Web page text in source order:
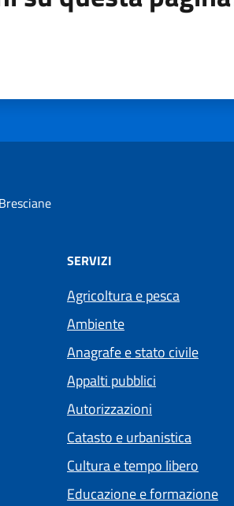
SERVIZI
Agricoltura e pesca
Ambiente
Anagrafe e stato civile
Appalti pubblici
Autorizzazioni
Catasto e urbanistica
Cultura e tempo libero
Educazione e formazione